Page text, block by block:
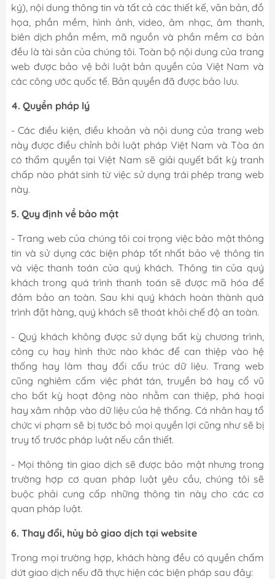
ký), nội dung thông tin và tất cả các thiết kế, văn bản, đồ
họa, phần mềm, hình ảnh, video, âm nhạc, âm thanh,
biên dịch phần mềm, mã nguồn và phần mềm cơ bản
đều là tài sản của chúng tôi. Toàn bộ nội dung của trang
web được bảo vệ bởi luật bản quyền của Việt Nam và
các công ước quốc tế. Bản quyền đã được bảo lưu.
4. Quyền pháp lý
- Các điều kiện, điều khoản và nội dung của trang web
này được điều chỉnh bởi luật pháp Việt Nam và Tòa án
có thẩm quyền tại Việt Nam sẽ giải quyết bất kỳ tranh
chấp nào phát sinh từ việc sử dụng trái phép trang web
này.
5. Quy định về bảo mật
- Trang web của chúng tôi coi trọng việc bảo mật thông
tin và sử dụng các biện pháp tốt nhất bảo vệ thông tin
và việc thanh toán của quý khách. Thông tin của quý
khách trong quá trình thanh toán sẽ được mã hóa để
đảm bảo an toàn. Sau khi quý khách hoàn thành quá
trình đặt hàng, quý khách sẽ thoát khỏi chế độ an toàn.
- Quý khách không được sử dụng bất kỳ chương trình,
công cụ hay hình thức nào khác để can thiệp vào hệ
thống hay làm thay đổi cấu trúc dữ liệu. Trang web
cũng nghiêm cấm việc phát tán, truyền bá hay cổ vũ
cho bất kỳ hoạt động nào nhằm can thiệp, phá hoại
hay xâm nhập vào dữ liệu của hệ thống. Cá nhân hay tổ
chức vi phạm sẽ bị tước bỏ mọi quyền lợi cũng như sẽ bị
truy tố trước pháp luật nếu cần thiết.
- Mọi thông tin giao dịch sẽ được bảo mật nhưng trong
trường hợp cơ quan pháp luật yêu cầu, chúng tôi sẽ
buộc phải cung cấp những thông tin này cho các cơ
quan pháp luật.
6. Thay đổi, hủy bỏ giao dịch tại website
Trong mọi trường hợp, khách hàng đều có quyền chấm
dứt giao dịch nếu đã thực hiện các biện pháp sau đây: